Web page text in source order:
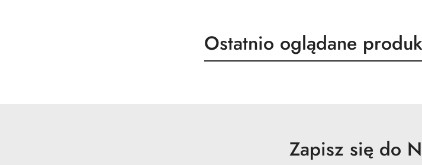
Produkty
o
Ostatnio oglądane
Zapisz się do